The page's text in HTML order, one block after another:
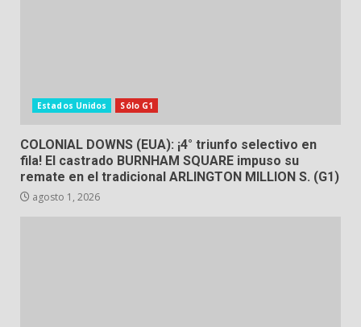
Estados Unidos Sólo G1
COLONIAL DOWNS (EUA): ¡4° triunfo selectivo en
fila! El castrado BURNHAM SQUARE impuso su
remate en el tradicional ARLINGTON MILLION S. (G1)
agosto 1, 2026